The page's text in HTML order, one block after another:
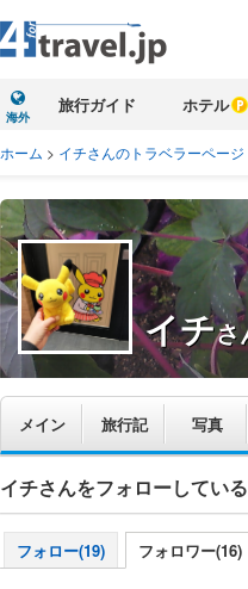
海外
旅行ガイド ホテル
ホーム > イチさんのトラベラーページ
イチさ
メイン 旅行記 写真
イチさんをフォローしてい
フォロー(19) フォロワー(16)